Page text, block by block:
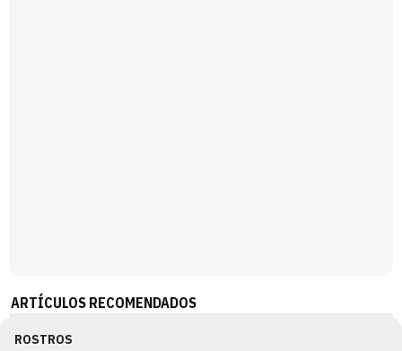
ARTÍCULOS RECOMENDADOS
ROSTROS